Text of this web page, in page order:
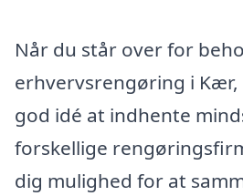
Når du står over for
erhvervsrengøring i
god idé at indhente
forskellige
dig mulighed for at